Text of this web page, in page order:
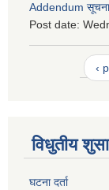
Addendum सूचना
Post date:
‹
विधुतीय
घटना दर्ता